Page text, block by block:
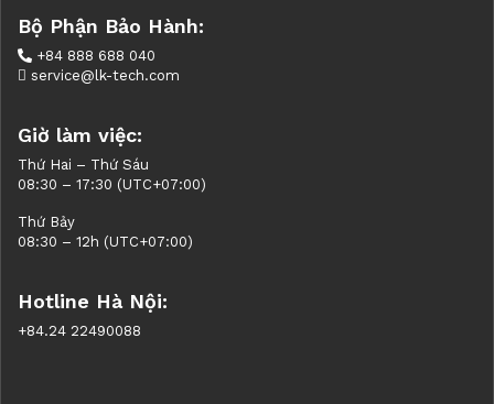
Bộ Phận Bảo Hành:
+84 888 688 040
service@lk-tech.com
Giờ làm việc:
Thứ Hai – Thứ Sáu
08:30 – 17:30 (UTC+07:00)
Thứ Bảy
08:30 – 12h (UTC+07:00)
Hotline Hà Nội:
+84.24 22490088